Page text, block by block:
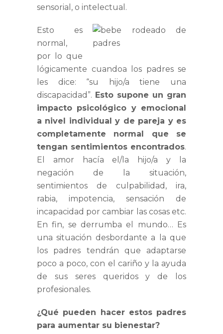
sensorial, o intelectual.
Esto es
normal,
por lo que
lógicamente cuandoa los padres se
les dice: “su hijo/a tiene una
discapacidad”. Esto supone un gran
impacto psicológico y emocional
a nivel individual y de pareja y es
completamente normal que se
tengan sentimientos encontrados.
El amor hacía el/la hijo/a y la
negación de la situación,
sentimientos de culpabilidad, ira,
rabia, impotencia, sensación de
incapacidad por cambiar las cosas etc.
En fin, se derrumba el mundo… Es
una situación desbordante a la que
los padres tendrán que adaptarse
poco a poco, con el cariño y la ayuda
de sus seres queridos y de los
profesionales.
¿Qué pueden hacer estos padres
para aumentar su bienestar?